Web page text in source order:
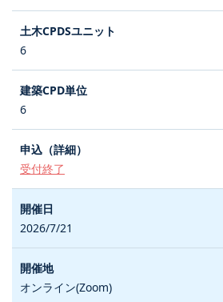
6
6
受付終了
2026/7/21
オンライン(Zoom)